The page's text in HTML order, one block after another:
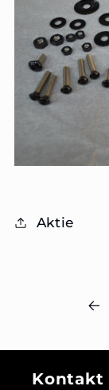
Aktie
Kontakt